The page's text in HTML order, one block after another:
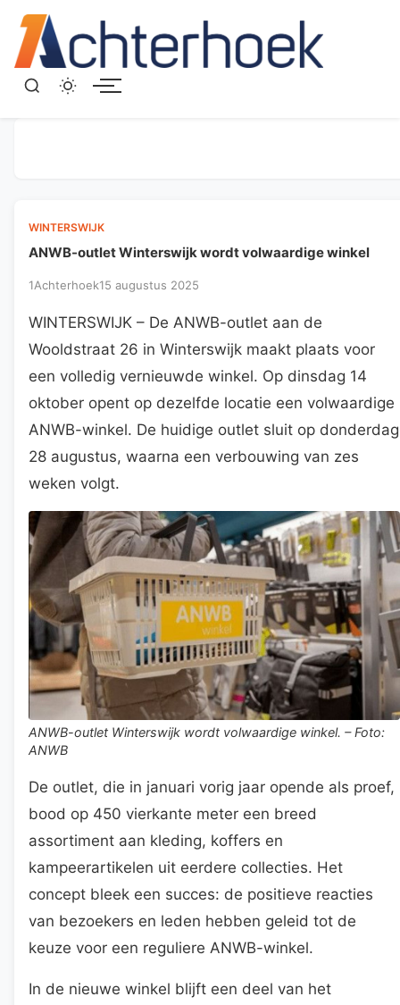
WINTERSWIJK
ANWB-outlet Winterswijk wordt volwaardige winkel
1Achterhoek15 augustus 2025
WINTERSWIJK – De ANWB-outlet aan de
Wooldstraat 26 in Winterswijk maakt plaats voor
een volledig vernieuwde winkel. Op dinsdag 14
oktober opent op dezelfde locatie een volwaardige
ANWB-winkel. De huidige outlet sluit op donderdag
28 augustus, waarna een verbouwing van zes
weken volgt.
ANWB-outlet Winterswijk wordt volwaardige winkel. – Foto:
ANWB
De outlet, die in januari vorig jaar opende als proef,
bood op 450 vierkante meter een breed
assortiment aan kleding, koffers en
kampeerartikelen uit eerdere collecties. Het
concept bleek een succes: de positieve reacties
van bezoekers en leden hebben geleid tot de
keuze voor een reguliere ANWB-winkel.
In de nieuwe winkel blijft een deel van het